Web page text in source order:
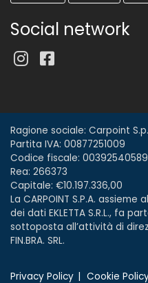
Social network
Ragione sociale: Carpoint
Partita IVA: 00877251009
Codice fiscale: 00392540589
Rea: 266373
Capitale: €10.197.336,00
La CARPOINT S.P.A.
dei dati EKLETTA S.R.L., fa
sottoposta all’attività di
FIN.BRA. SRL.
Privacy Policy Cookie